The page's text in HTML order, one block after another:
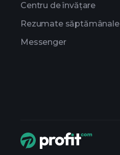
Centru de învățare
Rezumate săptămânale
Messenger